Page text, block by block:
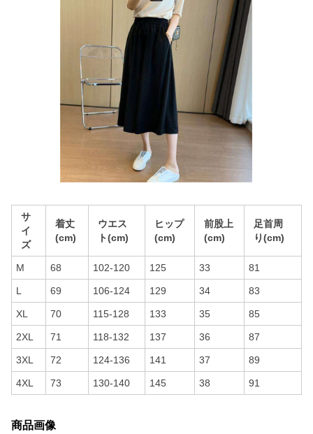
サ
イ
ズ
着丈
(cm)
ウエス
ト(cm)
ヒップ
(cm)
前股上
(cm)
足首周
り(cm)
M 68 102-120 125 33 81
L 69 106-124 129 34 83
XL 70 115-128 133 35 85
2XL 71 118-132 137 36 87
3XL 72 124-136 141 37 89
4XL 73 130-140 145 38 91
商品画像